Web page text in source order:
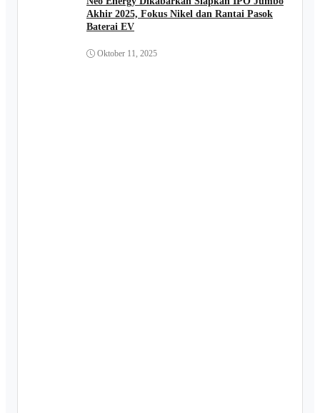
Akhir 2025, Fokus Nikel dan Rantai Pasok
Baterai EV
Oktober 11, 2025